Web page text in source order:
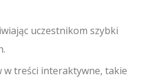
uczestnikom szybki
w treści interaktywne, takie